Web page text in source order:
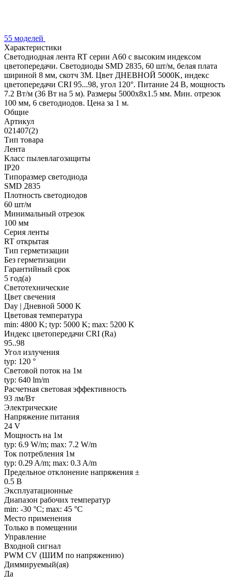
55 моделей
Характеристики
Светодиодная лента RT серии A60 с высоким индексом
цветопередачи. Светодиоды SMD 2835, 60 шт/м, белая плата
шириной 8 мм, скотч 3М. Цвет ДНЕВНОЙ 5000K, индекс
цветопередачи CRI 95...98, угол 120°. Питание 24 В, мощность
7.2 Вт/м (36 Вт на 5 м). Размеры 5000х8х1.5 мм. Мин. отрезок
100 мм, 6 светодиодов. Цена за 1 м.
Общие
Артикул
021407(2)
Тип товара
Лента
Класс пылевлагозащиты
IP20
Типоразмер светодиода
SMD 2835
Плотность светодиодов
60 шт/м
Минимальный отрезок
100 мм
Серия ленты
RT открытая
Тип герметизации
Без герметизации
Гарантийный срок
5 год(а)
Светотехнические
Цвет свечения
Day | Дневной 5000 K
Цветовая температура
min: 4800 K; typ: 5000 K; max: 5200 K
Индекс цветопередачи CRI (Ra)
95..98
Угол излучения
typ: 120 °
Световой поток на 1м
typ: 640 lm/m
Расчетная световая эффективность
93 лм/Вт
Электрические
Напряжение питания
24 V
Мощность на 1м
typ: 6.9 W/m; max: 7.2 W/m
Ток потребления 1м
typ: 0.29 A/m; max: 0.3 A/m
Предельное отклонение напряжения ±
0.5 В
Эксплуатационные
Диапазон рабочих температур
min: -30 °C; max: 45 °C
Место применения
Только в помещении
Управление
Входной сигнал
PWM СV (ШИМ по напряжению)
Диммируемый(ая)
Да